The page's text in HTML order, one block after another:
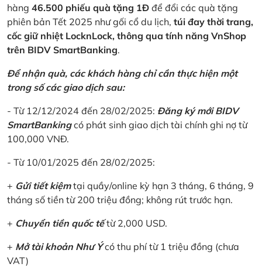
hàng 46.500 phiếu quà tặng 1Đ để đổi các quà tặng
phiên bản Tết 2025 như gối cổ du lịch, túi đay thời trang,
cốc giữ nhiệt LocknLock, thông qua tính năng VnShop
trên BIDV SmartBanking.
Để nhận quà, các khách hàng chỉ cần thực hiện một
trong số các giao dịch sau:
- Từ 12/12/2024 đến 28/02/2025: Đăng ký mới BIDV
SmartBankingcó phát sinh giao dịch tài chính ghi nợ từ
100,000 VNĐ.
- Từ 10/01/2025 đến 28/02/2025:
+ Gửi tiết kiệmtại quầy/online kỳ hạn 3 tháng, 6 tháng, 9
tháng số tiền từ 200 triệu đồng; không rút trước hạn.
+ Chuyển tiền quốc tếtừ 2,000 USD.
+ Mở tài khoản Như Ýcó thu phí từ 1 triệu đồng (chưa
VAT)